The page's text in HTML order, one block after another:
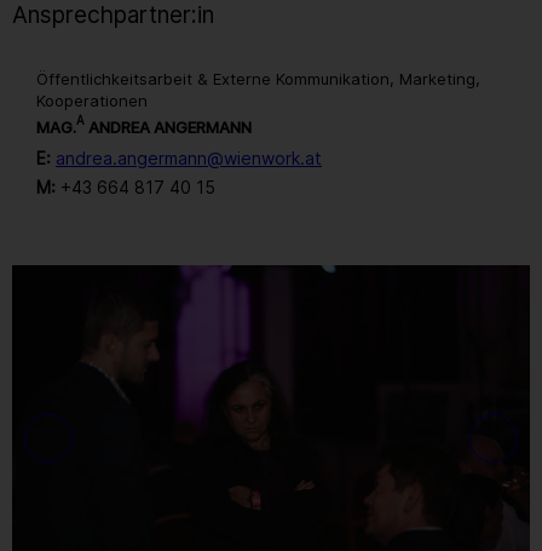
Ansprechpartner:in
Öffentlichkeitsarbeit & Externe Kommunikation, Marketing,
Kooperationen
MAG.A ANDREA ANGERMANN
E: andrea.angermann@wienwork.at
M: +43 664 817 40 15